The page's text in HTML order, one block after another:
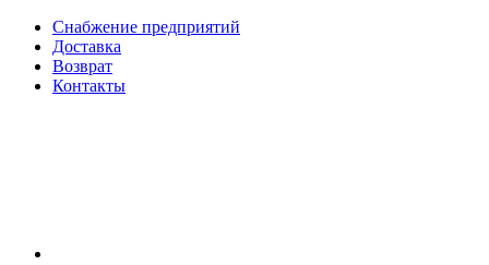
Снабжение предприятий
Доставка
Возврат
Контакты